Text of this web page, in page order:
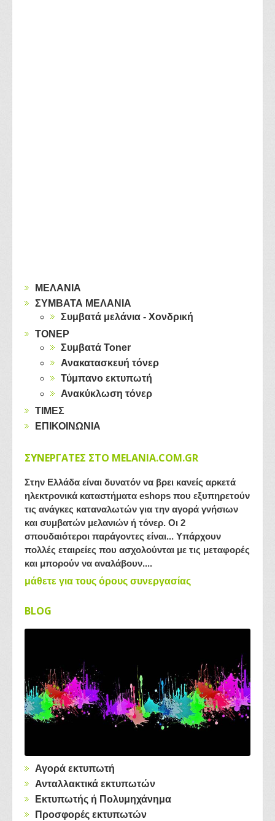
ΜΕΛΑΝΙΑ
ΣΥΜΒΑΤΑ ΜΕΛΑΝΙΑ
Συμβατά μελάνια - Χονδρική
ΤΟΝΕΡ
Συμβατά Toner
Ανακατασκευή τόνερ
Τύμπανο εκτυπωτή
Ανακύκλωση τόνερ
ΤΙΜΕΣ
ΕΠΙΚΟΙΝΩΝΙΑ
ΣΥΝΕΡΓΑΤΕΣ ΣΤΟ MELANIA.COM.GR
Στην Ελλάδα είναι δυνατόν να βρει κανείς αρκετά
ηλεκτρονικά καταστήματα eshops που εξυπηρετούν
τις ανάγκες καταναλωτών για την αγορά γνήσιων
και συμβατών μελανιών ή τόνερ. Οι 2
σπουδαιότεροι παράγοντες είναι... Υπάρχουν
πολλές εταιρείες που ασχολούνται με τις μεταφορές
και μπορούν να αναλάβουν....
μάθετε για τους όρους συνεργασίας
BLOG
Αγορά εκτυπωτή
Ανταλλακτικά εκτυπωτών
Εκτυπωτής ή Πολυμηχάνημα
Προσφορές εκτυπωτών